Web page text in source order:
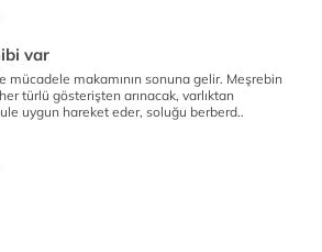
var
mücadele makamının sonuna gelir. Meşrebin
türlü gösterişten arınacak, varlıktan
uygun hareket eder, soluğu berberd..